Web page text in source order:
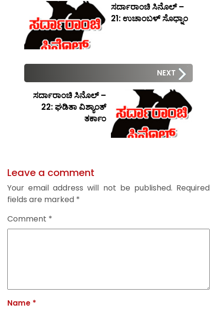
ಸರ್ದಾರಾಂಚಿ ಸಿನೊಲ್ –
21: ಉಚಾಂಬಳ್ ಸೊಧ್ನಾಂ
NEXT
ಸರ್ದಾರಾಂಚಿ ಸಿನೊಲ್ –
22: ಘಡಿತಾ ವಿಶ್ಯಾಂತ್
ತರ್ಕಾಂ
Leave a comment
Your email address will not be published. Required
fields are marked *
Comment *
Name *